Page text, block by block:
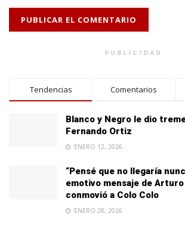
PUBLICIDAD
Tendencias Comentarios
Blanco y Negro le dio
Fernando Ortiz
ENERO 12, 2026
“Pensé que no llegaría
emotivo mensaje de Arturo
conmovió a Colo Colo
ENERO 28, 2026